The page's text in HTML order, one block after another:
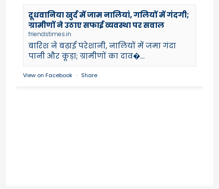
दूधवानिया खुर्द में जाम नालियां, गलियों में गंदगी;
ग्रामीणों ने उठाए सफाई व्यवस्था पर सवाल
friendstimes.in
बारिश ने बढ़ाई परेशानी, नालियों में जमा गंदा
पानी और कूड़ा; ग्रामीणों का दाव�...
View on Facebook · Share